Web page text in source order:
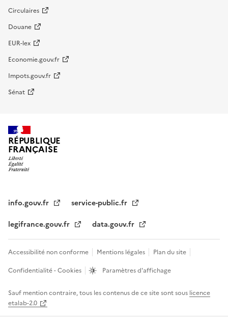
Circulaires
Douane
EUR-lex
Economie.gouv.fr
Impots.gouv.fr
Sénat
RÉPUBLIQUE
FRANÇAISE
info.gouv.fr
service-public.fr
legifrance.gouv.fr
data.gouv.fr
Accessibilité non conforme Mentions légales
Plan du site
Confidentialité - Cookies
Paramètres d'affichage
Sauf mention contraire, tous les contenus de ce site sont sous licence
etalab-2.0